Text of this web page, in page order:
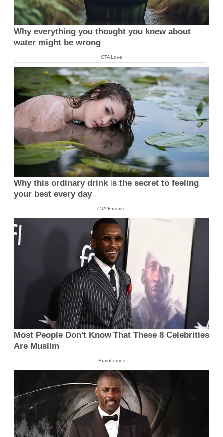
Why everything you thought you knew about
water might be wrong
CTA Love
Why this ordinary drink is the secret to feeling
your best every day
CTA Favorite
Most People Don't Know That These 8 Celebrities
Are Muslim
Brainberries